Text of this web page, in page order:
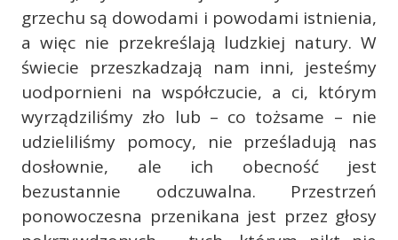
grzechu są dowodami i powodami istnienia,
a więc nie przekreślają ludzkiej natury. W
świecie przeszkadzają nam inni, jesteśmy
uodpornieni na współczucie, a ci, którym
wyrządziliśmy zło lub – co tożsame – nie
udzieliliśmy pomocy, nie prześladują nas
dosłownie, ale ich obecność jest
bezustannie odczuwalna. Przestrzeń
ponowoczesna przenikana jest przez głosy